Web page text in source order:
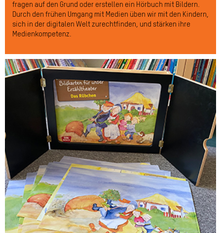
fragen auf den Grund oder erstellen ein Hörbuch mit Bildern.
Durch den frühen Umgang mit Medien üben wir mit den Kindern,
sich in der digitalen Welt zurechtfinden, und stärken ihre
Medienkompetenz.